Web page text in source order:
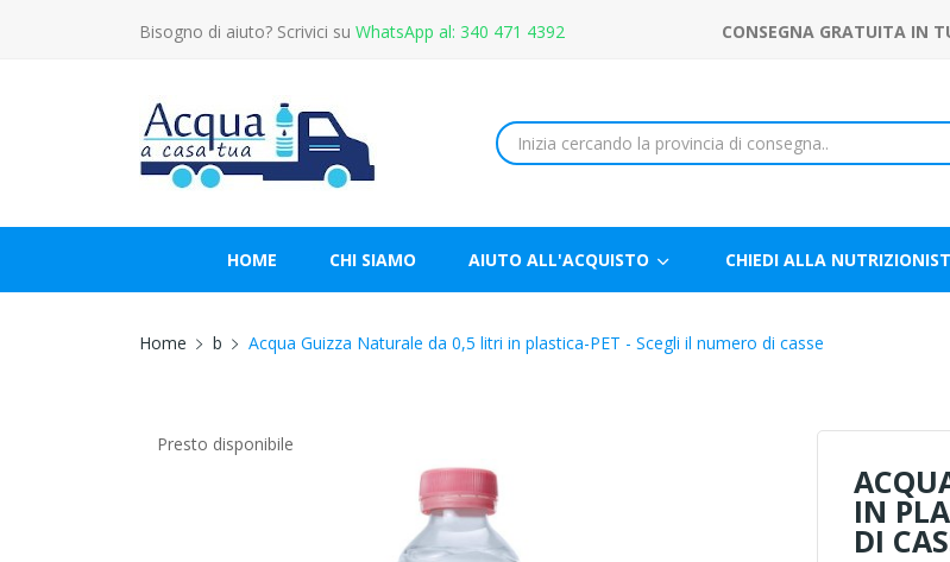
Bisogno di aiuto? Scrivici su WhatsApp al: 340 471 4392 CONSEGNA GRATUITA IN
HOME CHI SIAMO AIUTO ALL'ACQUISTO CHIEDI ALLA
Home b Acqua Guizza Naturale da 0,5 litri in plastica-PET - Scegli il numero di casse
Presto disponibile
IN
DI